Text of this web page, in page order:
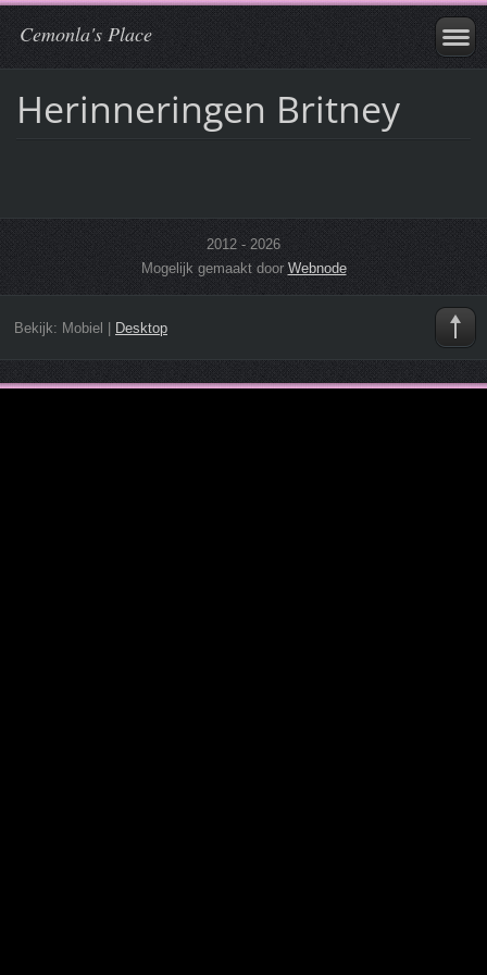
Cemonla's Place
Herinneringen Britney
2012 - 2026
Mogelijk gemaakt door Webnode
Bekijk: Mobiel Desktop